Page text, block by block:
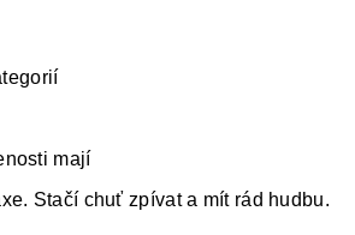
mají
Stačí chuť zpívat a mít rád hudbu.